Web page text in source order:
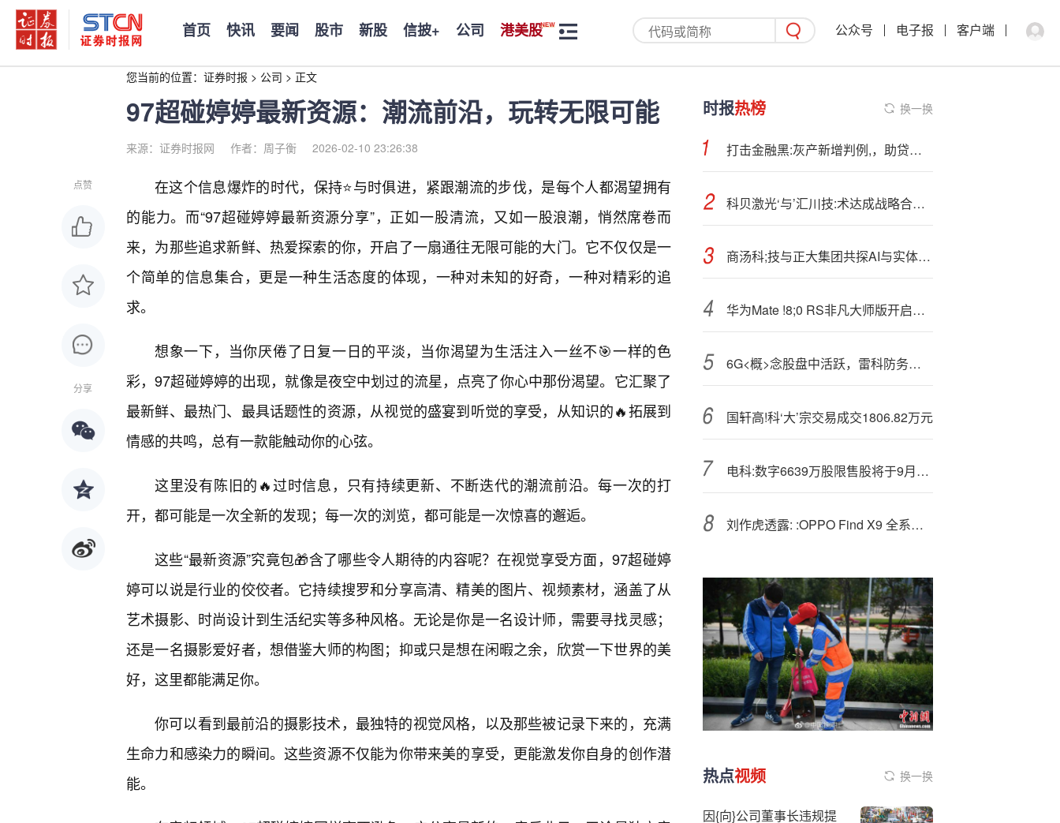
首页 快讯 要闻 股市 新股 信披+ 公司 港美股 公众号 电子报 客户端
您当前的位置： 证券时报 > 公司 > 正文
97超碰婷婷最新资源：潮流前沿，玩转无限可能
来源：证券时报网 作者：周子衡 2026-02-10 23:26:38
点赞
分享
在这个信息爆炸的时代，保持⭐与时俱进，紧跟潮流的步伐，是每个人都渴望拥有
的能力。而“97超碰婷婷最新资源分享”，正如一股清流，又如一股浪潮，悄然席卷而
来，为那些追求新鲜、热爱探索的你，开启了一扇通往无限可能的大门。它不仅仅是一
个简单的信息集合，更是一种生活态度的体现，一种对未知的好奇，一种对精彩的追
求。
想象一下，当你厌倦了日复一日的平淡，当你渴望为生活注入一丝不🎯一样的色
彩，97超碰婷婷的出现，就像是夜空中划过的流星，点亮了你心中那份渴望。它汇聚了
最新鲜、最热门、最具话题性的资源，从视觉的盛宴到听觉的享受，从知识的🔥拓展到
情感的共鸣，总有一款能触动你的心弦。
这里没有陈旧的🔥过时信息，只有持续更新、不断迭代的潮流前沿。每一次的打
开，都可能是一次全新的发现；每一次的浏览，都可能是一次惊喜的邂逅。
这些“最新资源”究竟包🎁含了哪些令人期待的内容呢？在视觉享受方面，97超碰婷
婷可以说是行业的佼佼者。它持续搜罗和分享高清、精美的图片、视频素材，涵盖了从
艺术摄影、时尚设计到生活纪实等多种风格。无论是你是一名设计师，需要寻找灵感；
还是一名摄影爱好者，想借鉴大师的构图；抑或只是想在闲暇之余，欣赏一下世界的美
好，这里都能满足你。
你可以看到最前沿的摄影技术，最独特的视觉风格，以及那些被记录下来的，充满
生命力和感染力的瞬间。这些资源不仅能为你带来美的享受，更能激发你自身的创作潜
能。
时报热榜 换一换
打击金融黑:灰产新增判例,，助贷领域非法“维权代理”首次被定性为敲诈勒索罪
科贝激光‘与’汇川技:术达成战略合作！
商汤科;技与正大集团共探AI与实体经济融合新机遇
华为Mate !8;0 RS非凡大师版开启预售，三色双配引爆科技圈
6G<概>念股盘中活跃，雷科防务涨停
国轩高!科‘大’宗交易成交1806.82万元
电科:数字6639万股限售股将于9月24日解禁
刘作虎透露: :OPPO Find X9 全系普及丹霞色彩还原镜头，下月亮相
热点视频 换一换
因{向}公司董事长违规提